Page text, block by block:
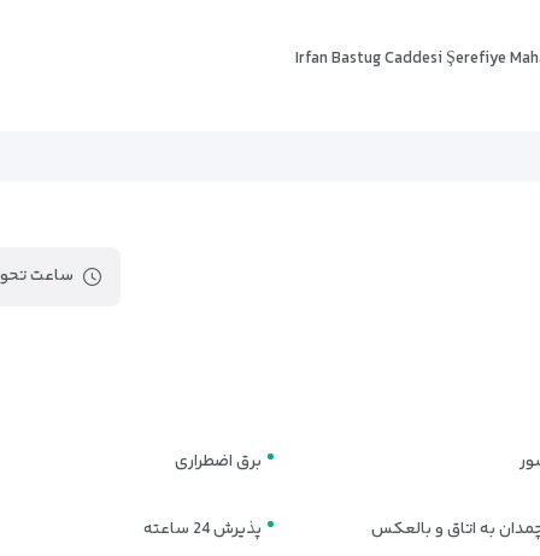
شهری و خوش‌دسترسی می‌خواهند، اتاق‌های ساده و کاربردی دارد. تنوع
Irfan Bastug Caddesi Şerefiye
ساعت
برق اضطراری
به اتاق و بالعکس پذیرش 24 ساعته